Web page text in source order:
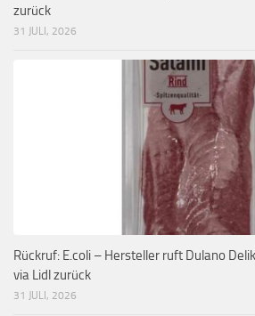
zurück
31 JULI, 2026
Rückruf: E.coli – Hersteller ruft Dulano
via Lidl zurück
31 JULI, 2026